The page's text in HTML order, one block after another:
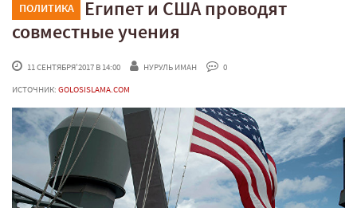
ПОЛИТИКА
Египет и США проводят
совместные учения
11 СЕНТЯБРЯ'2017 В 14:00 НУРУЛЬ ИМАН
0
ИСТОЧНИК: GOLOSISLAMA.COM